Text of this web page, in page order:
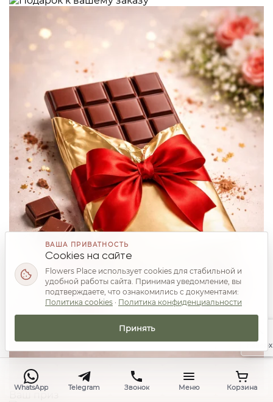
Ваш приз
WhatsApp Telegram Звонок Меню Корзина
Наверх
ВАША ПРИВАТНОСТЬ
Cookies на сайте
Flowers Place использует cookies для стабильной и
удобной работы сайта. Принимая уведомление, вы
подтверждаете, что ознакомились с документами:
Политика cookies · Политика конфиденциальности
Принять